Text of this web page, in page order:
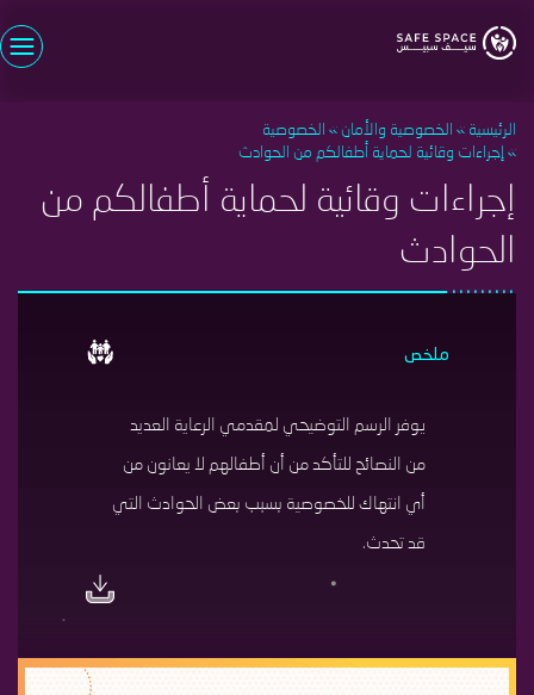
إلى
المحتوى
تسجيل الدخولنسيت كلمة السر؟
الرئيسية الخصوصية والأمان
الخصوصية
إجراءات وقائية لحماية أطفالكم من الحوادث
إجراءات وقائية لحماية أطفالكم من
الحوادث
ملخص
يوفر الرسم التوضيحي لمقدمي الرعاية العديد
من النصائح للتأكد من أن أطفالهم لا يعانون من
أي انتهاك للخصوصية بسبب بعض الحوادث التي
قد تحدث.